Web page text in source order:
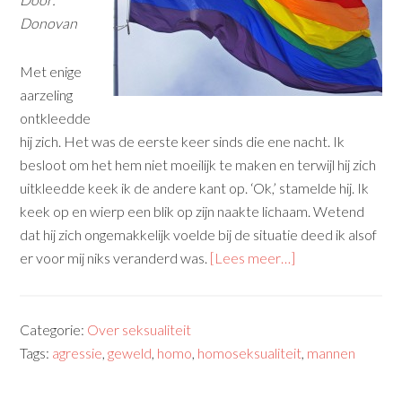
Donovan
Met enige
aarzeling
ontkleedde
hij zich. Het was de eerste keer sinds die ene nacht. Ik
besloot om het hem niet moeilijk te maken en terwijl hij zich
uitkleedde keek ik de andere kant op. ‘Ok,’ stamelde hij. Ik
keek op en wierp een blik op zijn naakte lichaam. Wetend
dat hij zich ongemakkelijk voelde bij de situatie deed ik alsof
er voor mij niks veranderd was. [Lees meer…]
Categorie: Over seksualiteit
Tags: agressie,geweld, homo, homoseksualiteit, mannen